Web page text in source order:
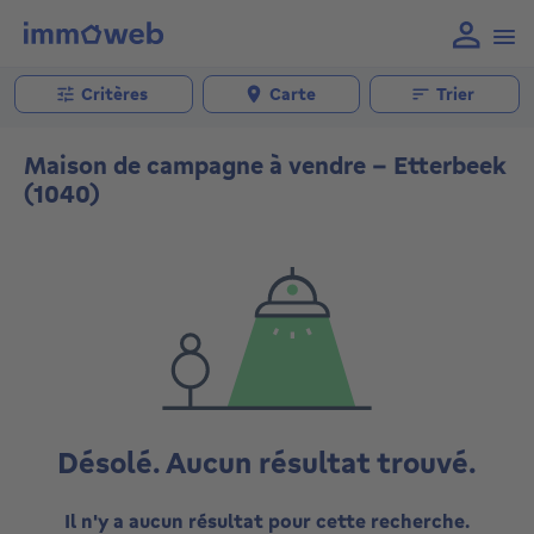
Critères Carte Trier
Maison de campagne à vendre - Etterbeek
(1040)
Désolé. Aucun résultat trouvé.
Il n'y a aucun résultat pour cette recherche.